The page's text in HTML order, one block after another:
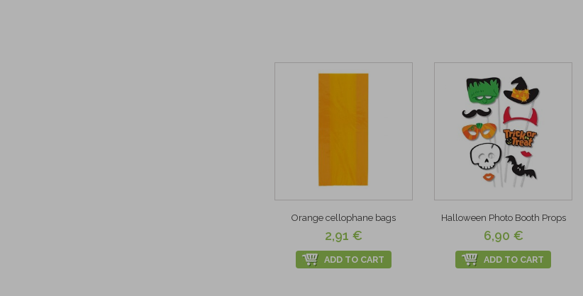
Orange cellophane bags
2,91 €
ADD TO CART
Halloween Photo Booth Props
6,90 €
ADD TO CART